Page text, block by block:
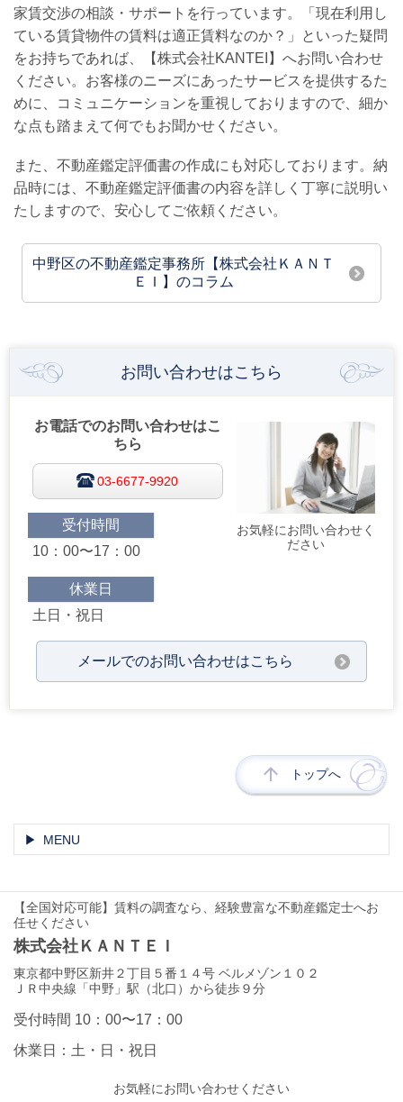
家賃交渉の相談・サポートを行っています。「現在利用し
ている賃貸物件の賃料は適正賃料なのか？」といった疑問
をお持ちであれば、【株式会社KANTEI】へお問い合わせ
ください。お客様のニーズにあったサービスを提供するた
めに、コミュニケーションを重視しておりますので、細か
な点も踏まえて何でもお聞かせください。
また、不動産鑑定評価書の作成にも対応しております。納
品時には、不動産鑑定評価書の内容を詳しく丁寧に説明い
たしますので、安心してご依頼ください。
中野区の不動産鑑定事務所【株式会社ＫＡＮＴ
ＥＩ】のコラム
お問い合わせはこちら
お気軽にお問い合わせく
ださい
お電話でのお問い合わせはこ
ちら
03-6677-9920
受付時間
10：00〜17：00
休業日
土日・祝日
メールでのお問い合わせはこちら
トップへ
MENU
【全国対応可能】賃料の調査なら、経験豊富な不動産鑑定士へお
任せください
株式会社ＫＡＮＴＥＩ
東京都中野区新井２丁目５番１４号 ベルメゾン１０２
ＪＲ中央線「中野」駅（北口）から徒歩９分
受付時間 10：00〜17：00
休業日：土・日・祝日
お気軽にお問い合わせください